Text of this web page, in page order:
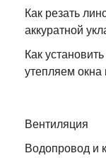
Как резать
аккуратной
Как
утепляем
Вентиляция
Водопровод и